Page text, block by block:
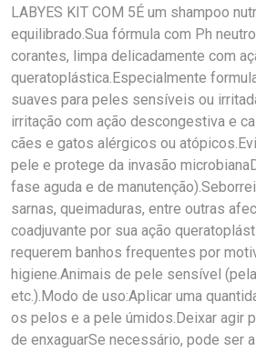
LABYES KIT COM 5É um shampoo
equilibrado.Sua fórmula com Ph
corantes, limpa delicadamente com
queratoplástica.Especialmente
suaves para peles sensíveis ou
irritação com ação descongestiva e
cães e gatos alérgicos ou
pele e protege da invasão
fase aguda e de
sarnas, queimaduras, entre outras
coadjuvante por sua ação
requerem banhos frequentes por
higiene.Animais de pele sensível
etc.).Modo de uso:Aplicar uma
os pelos e a pele úmidos.Deixar agir
de enxaguarSe necessário, pode ser